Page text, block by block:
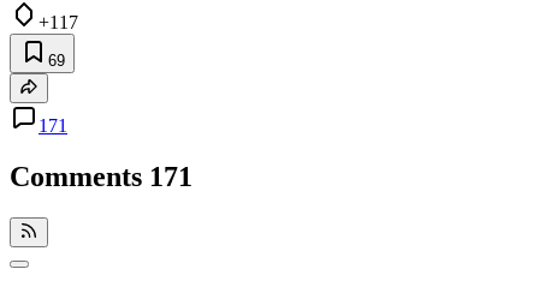
+117
69
171
Comments 171